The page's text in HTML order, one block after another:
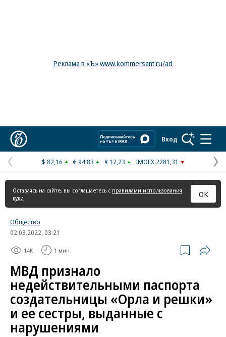
Реклама в «Ъ» www.kommersant.ru/ad
Вход
Предыдущая
страница
$ 82,16 € 94,83 ¥ 12,23 IMOEX 2281,31
Оставаясь на сайте, вы соглашаетесь с правилами использования
куки
ОК
Общество
02.03.2022, 03:21
14K 1 мин.
МВД признало
недействительными паспорта
создательницы «Орла и решки»
и ее сестры, выданные с
нарушениями